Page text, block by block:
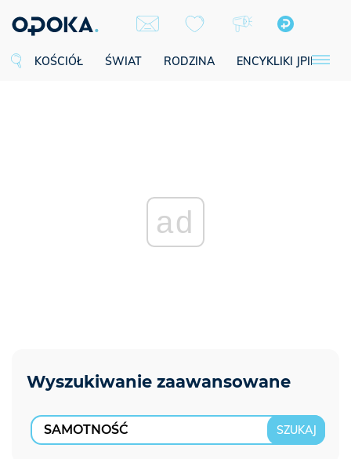
KOŚCIÓŁ ŚWIAT RODZINA ENCYKLIKI JPII
ad